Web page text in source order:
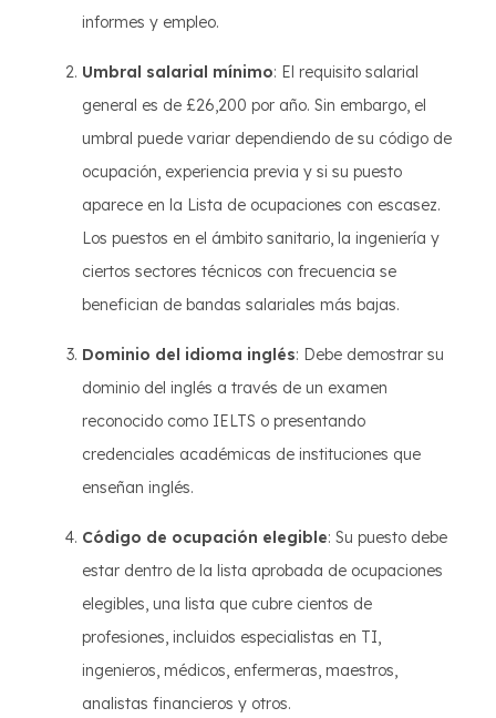
informes y empleo.
Umbral salarial mínimo: El requisito salarial
general es de £26,200 por año. Sin embargo, el
umbral puede variar dependiendo de su código de
ocupación, experiencia previa y si su puesto
aparece en la Lista de ocupaciones con escasez.
Los puestos en el ámbito sanitario, la ingeniería y
ciertos sectores técnicos con frecuencia se
benefician de bandas salariales más bajas.
Dominio del idioma inglés: Debe demostrar su
dominio del inglés a través de un examen
reconocido como IELTS o presentando
credenciales académicas de instituciones que
enseñan inglés.
Código de ocupación elegible: Su puesto debe
estar dentro de la lista aprobada de ocupaciones
elegibles, una lista que cubre cientos de
profesiones, incluidos especialistas en TI,
ingenieros, médicos, enfermeras, maestros,
analistas financieros y otros.